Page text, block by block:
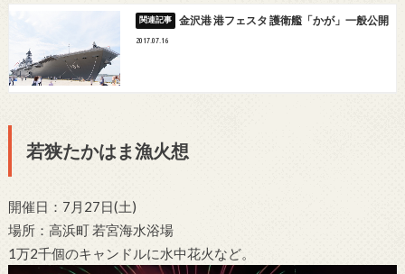
金沢港 港フェスタ 護衛艦「かが」一般公開
2017.07.16
若狭たかはま漁火想
開催日：7月27日(土)
場所：高浜町 若宮海水浴場
1万2千個のキャンドルに水中花火など。